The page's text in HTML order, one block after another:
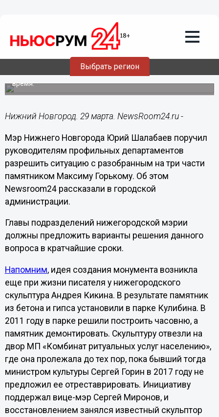
Выбрать регион
Мэрия Нижнего Новгорода разберется
в ситуации с расчлененным
памятником Горькому
Варианты решения вопроса предложат в ближайшее
время.
Нижний Новгород. 29 марта. NewsRoom24.ru -
Мэр Нижнего Новгорода Юрий Шалабаев поручил
руководителям профильных департаментов
разрешить ситуацию с разобранным на три части
памятником Максиму Горькому. Об этом
Newsroom24 рассказали в городской
администрации.
Главы подразделений нижегородской мэрии
должны предложить варианты решения данного
вопроса в кратчайшие сроки.
Напомним, идея создания монумента возникла
еще при жизни писателя у нижегородского
скульптура Андрея Кикина. В результате памятник
из бетона и гипса установили в парке Кулибина. В
2011 году в парке решили построить часовню, а
памятник демонтировать. Скульптуру отвезли на
двор МП «Комбинат ритуальных услуг населению»,
где она пролежала до тех пор, пока бывший тогда
министром культуры Сергей Горин в 2017 году не
предложил ее отреставрировать. Инициативу
поддержал вице-мэр Сергей Миронов, и
восстановлением занялся известный скульптор